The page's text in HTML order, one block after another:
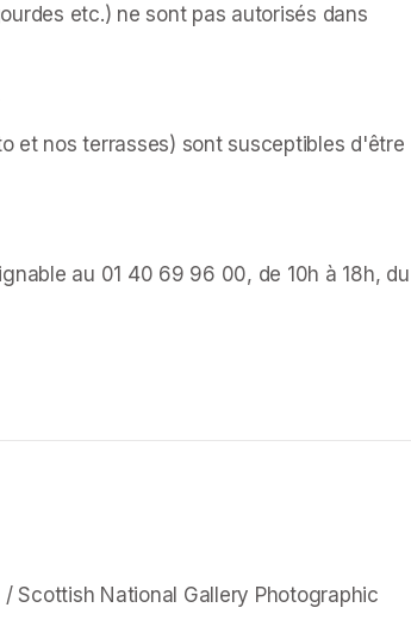
etc.) ne sont pas autorisés dans
in a new tab)
et nos terrasses) sont susceptibles d'être
au 01 40 69 96 00, de 10h à 18h, du
Scottish National Gallery Photographic